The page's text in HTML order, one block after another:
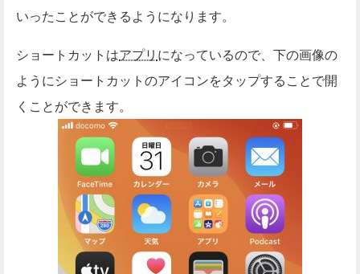
いったことができるようになります。
ショートカットはアプリ になっているので、下の画像の
ようにショートカットのアイコンをタップすることで開
くことができます。